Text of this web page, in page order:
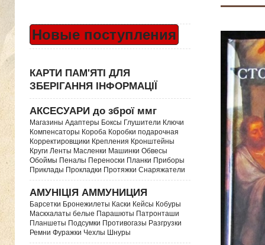
Новые поступления
КАРТИ ПАМ'ЯТІ ДЛЯ
ЗБЕРІГАННЯ ІНФОРМАЦІЇ
АКСЕСУАРИ до зброї ммг
Магазины Адаптеры Боксы Глушители Ключи
Компенсаторы Короба Коробки подарочная
Корректировщики Крепления Кронштейны
Круги Ленты Масленки Машинки Обвесы
Обоймы Пеналы Переноски Планки Приборы
Приклады Прокладки Протяжки Снаряжатели
АМУНІЦІЯ АММУНИЦИЯ
Барсетки Бронежилеты Каски Кейсы Кобуры
Маскхалаты белые Парашюты Патронташи
Планшеты Подсумки Противогазы Разгрузки
Ремни Фуражки Чехлы Шнуры